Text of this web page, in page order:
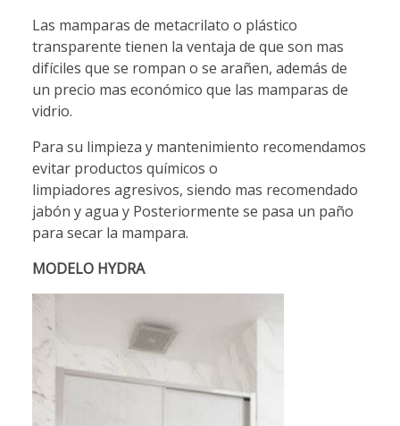
Las mamparas de metacrilato o plástico
transparente tienen la ventaja de que son mas
difíciles que se rompan o se arañen, además de
un precio mas económico que las mamparas de
vidrio.
Para su limpieza y mantenimiento recomendamos
evitar productos químicos o
limpiadores agresivos, siendo mas recomendado
jabón y agua y Posteriormente se pasa un paño
para secar la mampara.
MODELO HYDRA